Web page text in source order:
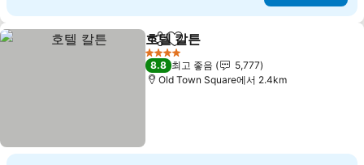
공유 즐겨찾기에 추가
호텔 칼튼
4 성급
8.8 최고 좋음
5,777
Old Town Square에서 2.4km